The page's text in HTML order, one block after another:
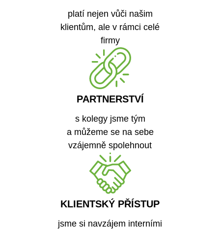
platí nejen vůči našim
klientům, ale v rámci celé
firmy
PARTNERSTVÍ
s kolegy jsme tým
a můžeme se na sebe
vzájemně spolehnout
KLIENTSKÝ PŘÍSTUP
jsme si navzájem interními